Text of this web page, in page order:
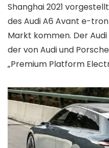
Shanghai 2021
des Audi A6 Avant e-
Markt kommen. Der
der von Audi und
„Premium Platform